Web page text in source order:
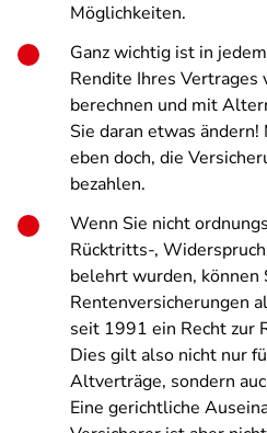
Möglichkeiten.
Ganz wichtig ist in
Rendite Ihres Vertrages
berechnen und mit
Sie daran etwas
eben doch, die
bezahlen.
Wenn Sie nicht
Rücktritts-,
belehrt wurden, können
Rentenversicherungen
seit 1991 ein Recht zur
Dies gilt also nicht nur
Altverträge, sondern
Eine gerichtliche